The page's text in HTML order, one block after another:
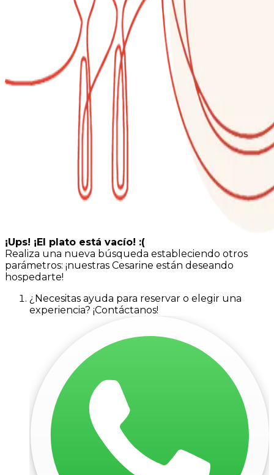
¡Ups! ¡El plato está vacío! :(
Realiza una nueva búsqueda estableciendo otros
parámetros: ¡nuestras Cesarine están deseando
hospedarte!
¿Necesitas ayuda para reservar o elegir una
experiencia? ¡Contáctanos!